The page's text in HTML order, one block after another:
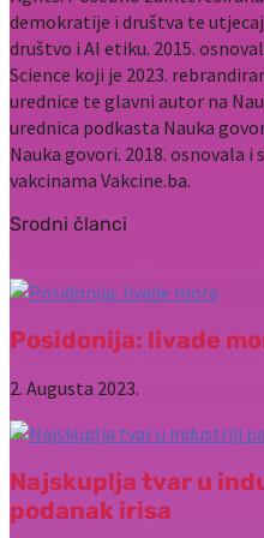
demokratije i društva te
društvo i AI etiku. 2015.
Science koji je 2023.
urednice te glavni autor na
urednica podkasta Nauka
Nauka govori. 2018. osnovala
vakcinama Vakcine.ba.
Srodni članci
Posidonija: livade
2. Augusta 2023.
Najskuplja tvar u
podanak irisa